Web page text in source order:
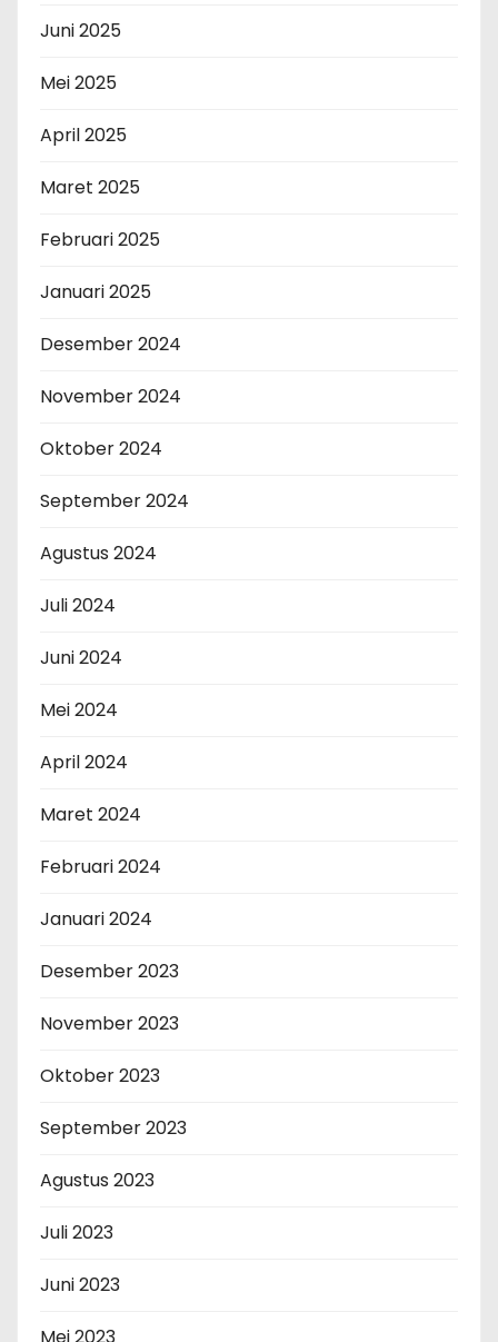
Juni 2025
Mei 2025
April 2025
Maret 2025
Februari 2025
Januari 2025
Desember 2024
November 2024
Oktober 2024
September 2024
Agustus 2024
Juli 2024
Juni 2024
Mei 2024
April 2024
Maret 2024
Februari 2024
Januari 2024
Desember 2023
November 2023
Oktober 2023
September 2023
Agustus 2023
Juli 2023
Juni 2023